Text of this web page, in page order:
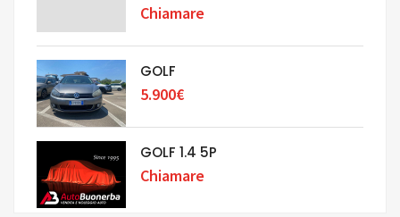
Chiamare
GOLF
5.900€
GOLF 1.4 5P
Chiamare